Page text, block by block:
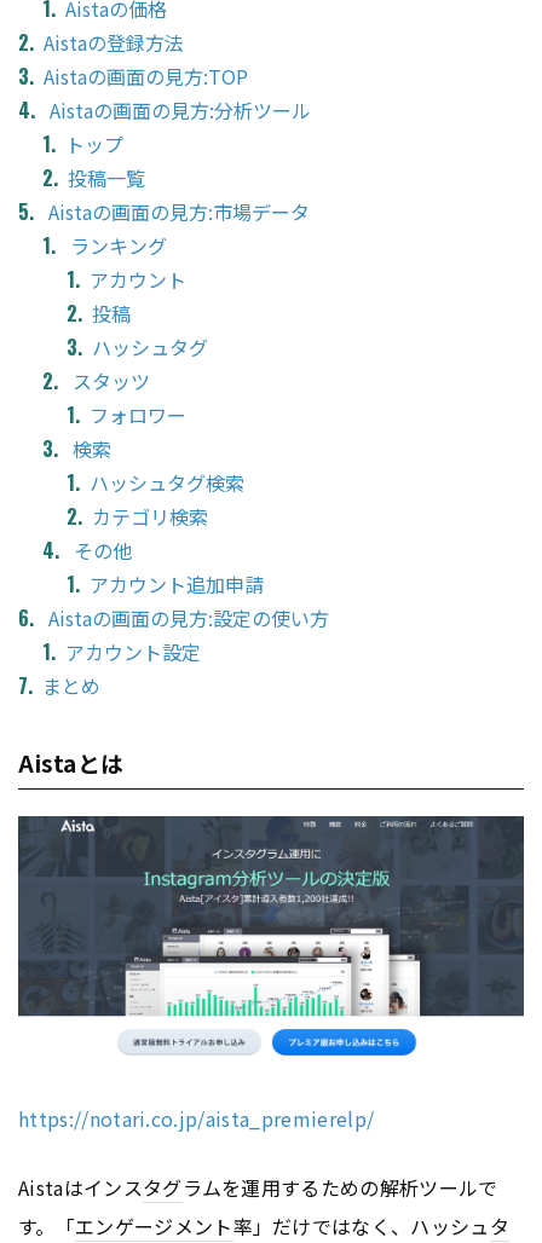
Aistaの価格
Aistaの登録方法
Aistaの画面の見方:TOP
Aistaの画面の見方:分析ツール
トップ
投稿一覧
Aistaの画面の見方:市場データ
ランキング
アカウント
投稿
ハッシュタグ
スタッツ
フォロワー
検索
ハッシュタグ検索
カテゴリ検索
その他
アカウント追加申請
Aistaの画面の見方:設定の使い方
アカウント設定
まとめ
Aistaとは
https://notari.co.jp/aista_premierelp/
Aistaはインスタグラムを運用するための解析ツールで
す。「エンゲージメント率」だけではなく、ハッシュタ